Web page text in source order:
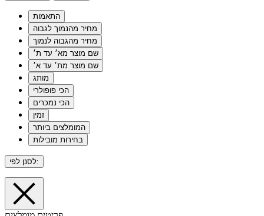
התאמות
מחיר מהנמוך לגבוה
מחיר מהגבוה לנמוך
שם מוצר מא׳ עד ת׳
שם מוצר מת׳ עד א׳
מותג
הכי פופולרי
הכי נמכרים
זמין
המומלצים ביותר
בחירות מובילות
לסנן לפי: